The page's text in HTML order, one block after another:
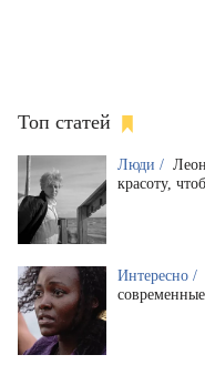
Топ статей
Люди /
красоту,
Интересно /